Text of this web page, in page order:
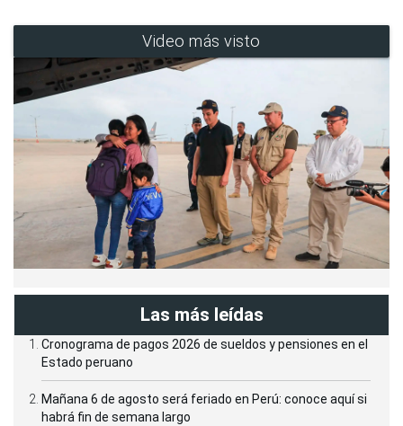
Video más visto
Las más leídas
Cronograma de pagos 2026 de sueldos y pensiones en el
Estado peruano
Mañana 6 de agosto será feriado en Perú: conoce aquí si
habrá fin de semana largo